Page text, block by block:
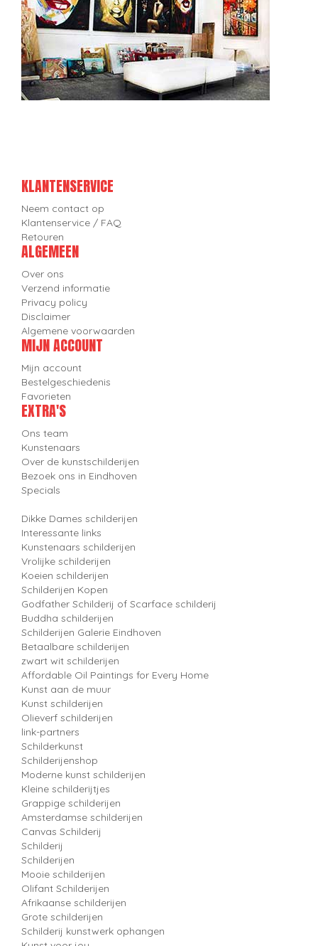
KLANTENSERVICE
Neem contact op
Klantenservice / FAQ
Retouren
ALGEMEEN
Over ons
Verzend informatie
Privacy policy
Disclaimer
Algemene voorwaarden
MIJN ACCOUNT
Mijn account
Bestelgeschiedenis
Favorieten
EXTRA'S
Ons team
Kunstenaars
Over de kunstschilderijen
Bezoek ons in Eindhoven
Specials
Dikke Dames schilderijen
Interessante links
Kunstenaars schilderijen
Vrolijke schilderijen
Koeien schilderijen
Schilderijen Kopen
Godfather Schilderij of Scarface schilderij
Buddha schilderijen
Schilderijen Galerie Eindhoven
Betaalbare schilderijen
zwart wit schilderijen
Affordable Oil Paintings for Every Home
Kunst aan de muur
Kunst schilderijen
Olieverf schilderijen
link-partners
Schilderkunst
Schilderijenshop
Moderne kunst schilderijen
Kleine schilderijtjes
Grappige schilderijen
Amsterdamse schilderijen
Canvas Schilderij
Schilderij
Schilderijen
Mooie schilderijen
Olifant Schilderijen
Afrikaanse schilderijen
Grote schilderijen
Schilderij kunstwerk ophangen